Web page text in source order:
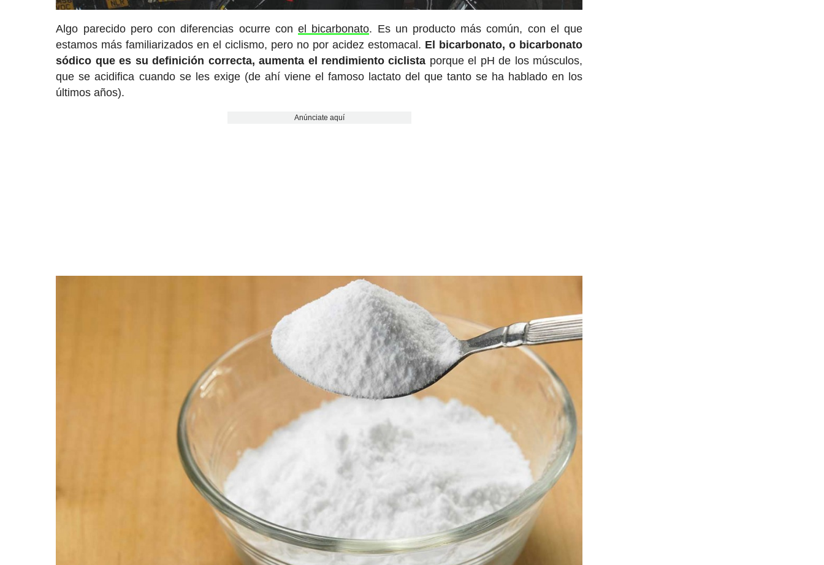
Algo parecido pero con diferencias ocurre conel bicarbonato. Es un producto más común, con el que
estamos más familiarizados en el ciclismo, pero no por acidez estomacal. El bicarbonato, o bicarbonato
sódico que es su definición correcta, aumenta el rendimiento ciclista porque el pH de los músculos,
que se acidifica cuando se les exige (de ahí viene el famoso lactato del que tanto se ha hablado en los
últimos años).
Anúnciate aquí